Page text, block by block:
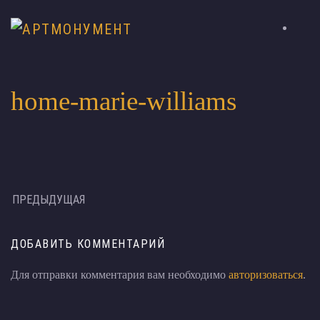
home-marie-williams
ПРЕДЫДУЩАЯ
ДОБАВИТЬ КОММЕНТАРИЙ
Для отправки комментария вам необходимо авторизоваться.